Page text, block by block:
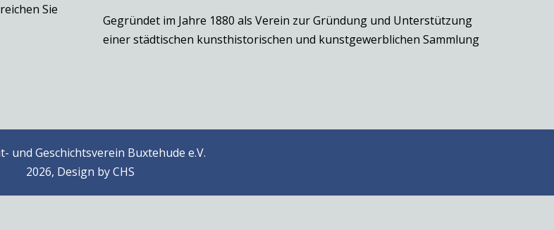
Sie
Gegründet im Jahre 1880 als Verein zur Gründung und Unterstützung
einer städtischen kunsthistorischen und kunstgewerblichen Sammlung
und Geschichtsverein Buxtehude e.V.
2026, Design byCHS